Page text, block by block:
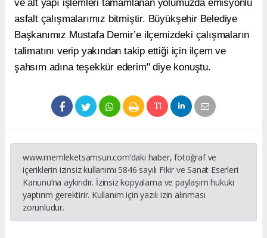
ve alt yapı işlemleri tamamlanan yolumuzda emisyonlu
asfalt çalışmalarımız bitmiştir. Büyükşehir Belediye
Başkanımız Mustafa Demir’e ilçemizdeki çalışmaların
talimatını verip yakından takip ettiği için ilçem ve
şahsım adına teşekkür ederim" diye konuştu.
www.memleketsamsun.com’daki haber, fotoğraf ve
içeriklerin izinsiz kullanımı 5846 sayılı Fikir ve Sanat Eserleri
Kanunu’na aykırıdır. İzinsiz kopyalama ve paylaşım hukuki
yaptırım gerektirir. Kullanım için yazılı izin alınması
zorunludur.